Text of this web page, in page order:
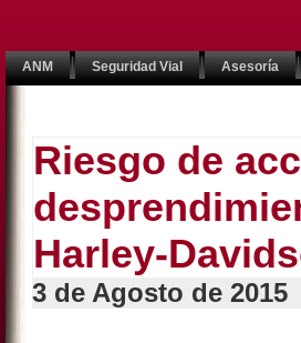
ANM Seguridad Vial Asesoría
Riesgo de
Harley-
3 de Agosto de 2015